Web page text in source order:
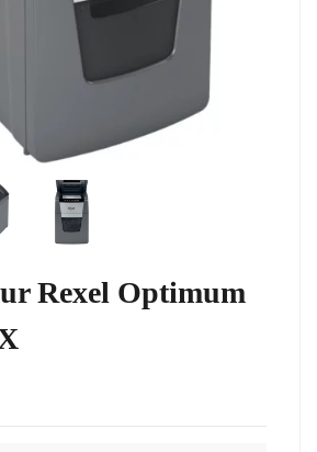
Rexel Optimum